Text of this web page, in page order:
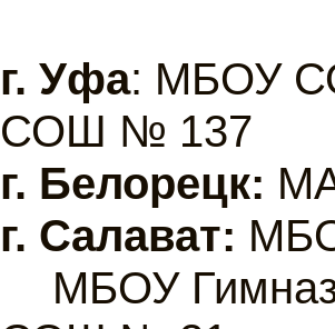
г. Уфа: МБОУ
СОШ № 137
г. Белорецк:
г. Салават:
МБОУ